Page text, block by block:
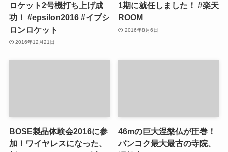
ロケット2号機打ち上げ成
功！ #epsilon2016 #イプシ
ロンロケット
2016年12月21日
1期に就任しました！ #楽天
ROOM
2016年8月6日
BOSE製品体験会2016に参
加！ワイヤレスになった、
46mの巨大涅槃仏が圧巻！
バンコク最大最古の寺院、